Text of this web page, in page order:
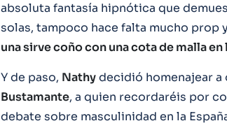
absoluta fantasía hipnótica que
solas, tampoco hace falta mucho prop
una sirve coño con una cota de malla
Y de paso, Nathydecidió homenajear a
Bustamante, a quien recordaréis por
debate sobre masculinidad en la